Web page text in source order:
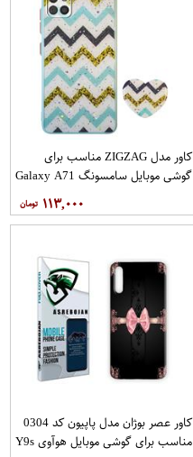
کاور مدل ZIGZAG مناسب برای
گوشی موبایل سامسونگ Galaxy A71
۱۱۳,۰۰۰
کاور عصر بوژان مدل پاپیون کد 0304
مناسب برای گوشی موبایل هوآوی Y9s